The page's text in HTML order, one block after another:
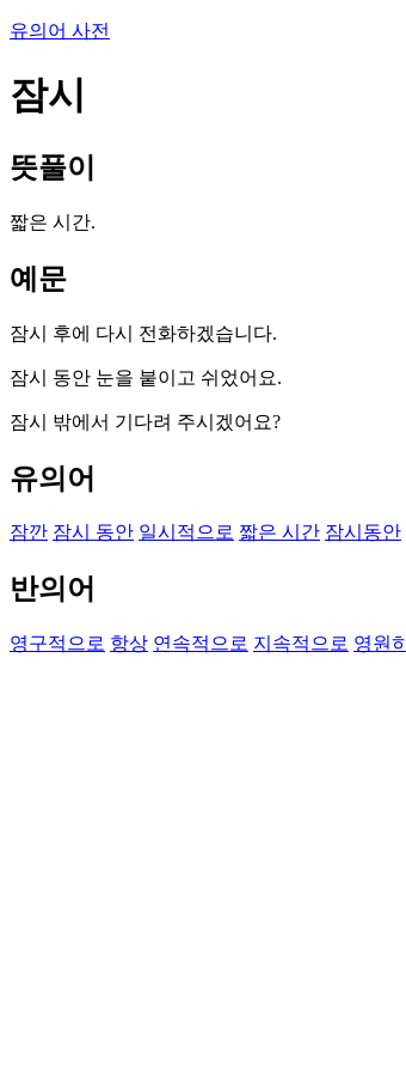
유의어 사전
잠시
뜻풀이
짧은 시간.
예문
잠시 후에 다시 전화하겠습니다.
잠시 동안 눈을 붙이고 쉬었어요.
잠시 밖에서 기다려 주시겠어요?
유의어
잠깐 잠시 동안 일시적으로 짧은 시간 잠시동안
반의어
영구적으로 항상 연속적으로 지속적으로 영원히